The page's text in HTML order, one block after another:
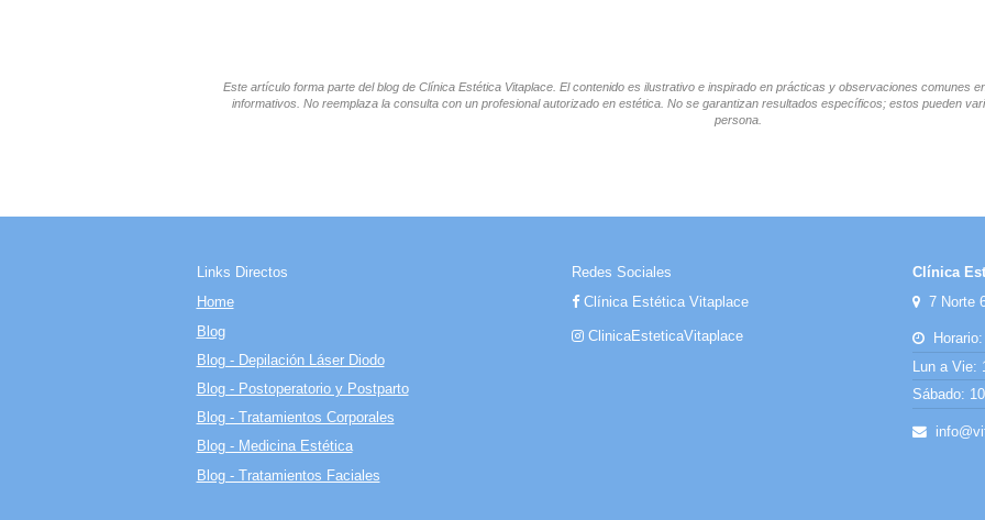
Este artículo forma parte del blog de Clínica Estética Vitaplace. El contenido es ilustrativo e inspirado en prácticas y observaciones comunes
informativos. No reemplaza la consulta con un profesional autorizado en estética. No se garantizan resultados específicos; estos pueden
persona.
Links Directos
Home
Blog
Blog - Depilación Láser Diodo
Blog - Postoperatorio y Postparto
Blog - Tratamientos Corporales
Blog - Medicina Estética
Blog - Tratamientos Faciales
Redes Sociales
Clínica Estética Vitaplace
ClinicaEsteticaVitaplace
Clínica
7 Norte
Horario:
Lun a Vie:
Sábado: